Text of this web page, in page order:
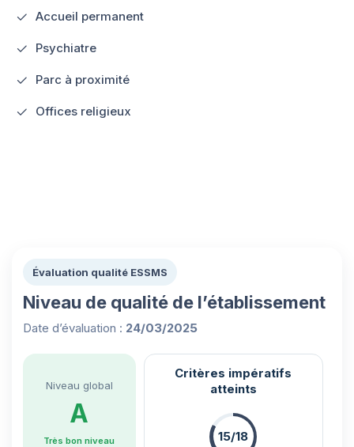
Accueil permanent
Psychiatre
Parc à proximité
Offices religieux
Évaluation qualité ESSMS
Niveau de qualité de l’établissement
Date d’évaluation : 24/03/2025
Niveau global
A
Très bon niveau
Critères impératifs
atteints
15/18